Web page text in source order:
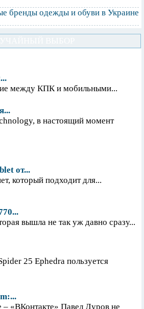
бренды одежды и обуви в Украине
между КПК и мобильными...
в настоящий момент
от...
который подходит для...
вышла не так уж давно сразу...
25 Ephedra пользуется
«ВКонтакте» Павел Дуров не